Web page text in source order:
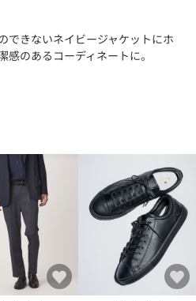
できないネイビージャケットにホ
のあるコーディネートに。